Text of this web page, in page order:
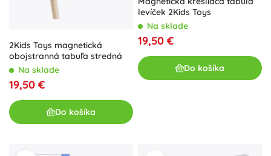
2Kids Toys magnetická
obojstranná tabuľa stredná
Na sklade
19,50 €
Do košíka
levíček 2Kids Toys
Na sklade
19,50 €
Do košíka